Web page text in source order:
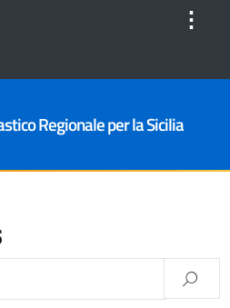
⋮
Regionale per la Sicilia